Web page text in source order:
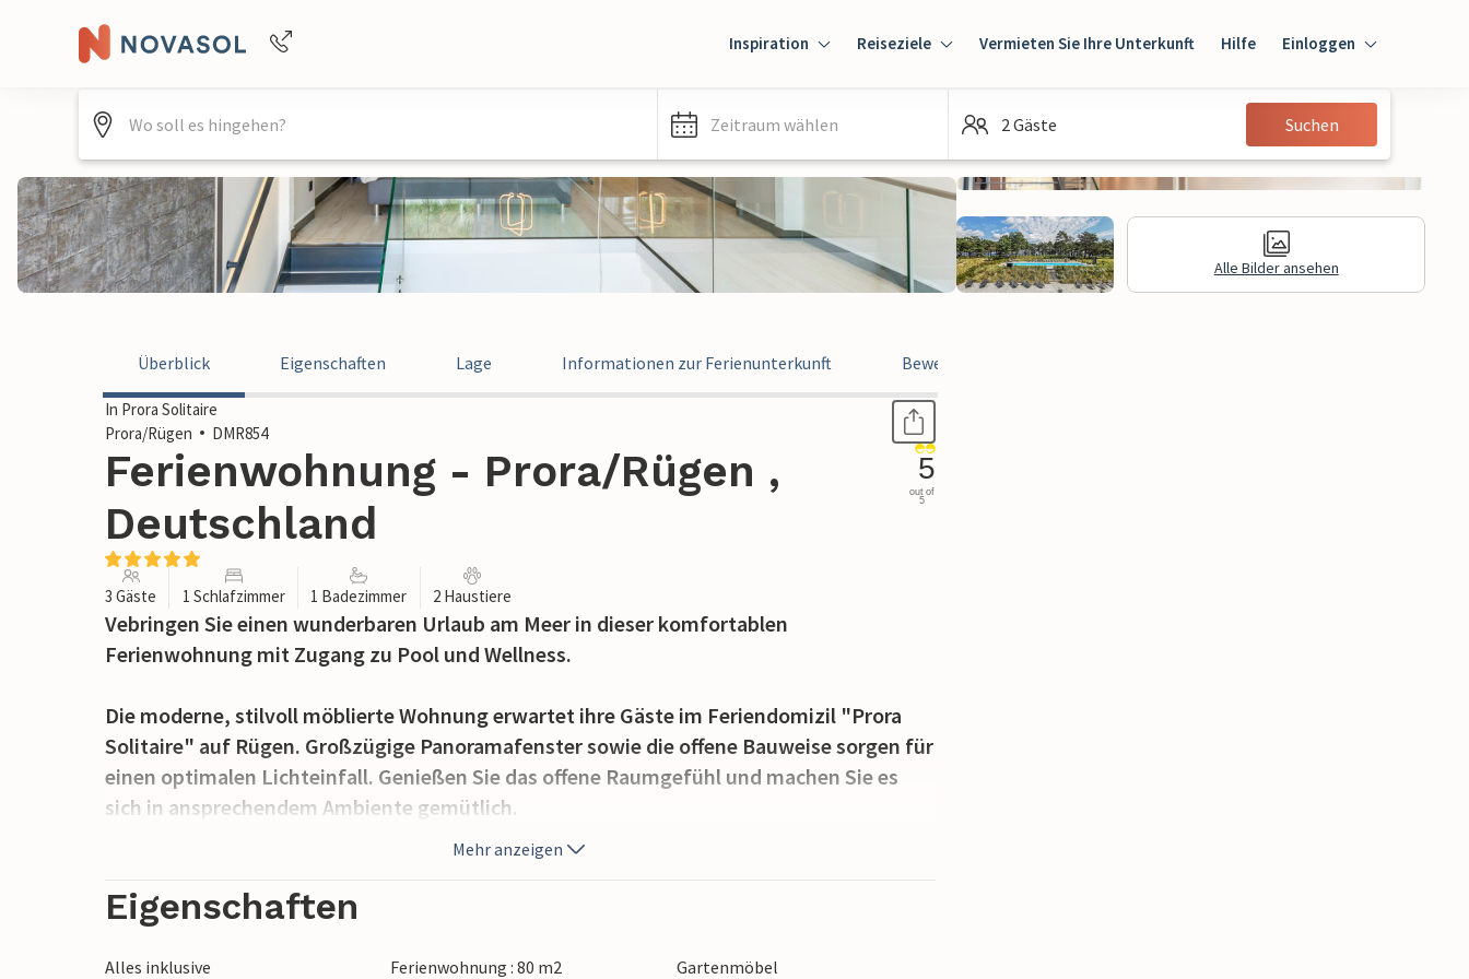
+4940688715475
Inspiration Reiseziele Vermieten Sie Ihre Unterkunft Hilfe Einloggen
Einloggen
Gast
Zeitraum wählen 2 Gäste Suchen
Alle Bilder ansehen
Überblick Eigenschaften Lage Informationen zur Ferienunterkunft Bewertungen
In Prora Solitaire
Prora/Rügen
DMR854
Ferienwohnung - Prora/Rügen ,
Deutschland
5
out of
5
3 Gäste 1 Schlafzimmer 1 Badezimmer 2 Haustiere
Vebringen Sie einen wunderbaren Urlaub am Meer in dieser komfortablen
Ferienwohnung mit Zugang zu Pool und Wellness.
Die moderne, stilvoll möblierte Wohnung erwartet ihre Gäste im Feriendomizil "Prora
Solitaire" auf Rügen. Großzügige Panoramafenster sowie die offene Bauweise sorgen für
einen optimalen Lichteinfall. Genießen Sie das offene Raumgefühl und machen Sie es
sich in ansprechendem Ambiente gemütlich.
Treten Sie ins Freie, frühstücken Sie mit Blick auf den Pool und den Kiefernwald auf
einem der Balkone und lauschen Sie dem Rauschen des Meeres, während Sie die Sonne
genießen. Später können durch die parkähnliche Gartenlandschaft schlendern und in
einem der Außenpools, die von Ostern bis Oktober geöffnet sind, ein paar Züge
Mehr anzeigen
Eigenschaften
Alles inklusive Ferienwohnung : 80 m2
Gartenmöbel